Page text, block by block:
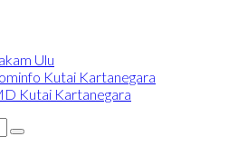
Ulu
Kutai Kartanegara
Kutai Kartanegara